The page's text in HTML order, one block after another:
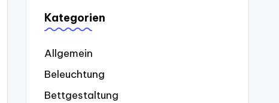
Kategorien
Allgemein
Beleuchtung
Bettgestaltung